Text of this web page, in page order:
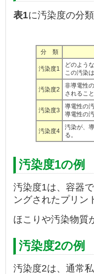
表1に汚染度の分
分 類
汚染度1
どのよう
この汚染
汚染度2
非導電性
されるこ
汚染度3
導電性の
導電性の
汚染度4
汚染が、
る。
汚染度1の例
汚染度1は、容器
ングされたプリン
ほこりや汚染物質
汚染度2の例
汚染度2は、通常